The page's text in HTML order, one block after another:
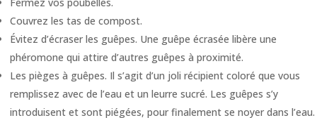
Couvrez les tas de compost.
Évitez d’écraser les guêpes. Une guêpe écrasée libère une
phéromone qui attire d’autres guêpes à proximité.
Les pièges à guêpes. Il s’agit d’un joli récipient coloré que vous
remplissez avec de l’eau et un leurre sucré. Les guêpes s’y
introduisent et sont piégées, pour finalement se noyer dans l’eau.